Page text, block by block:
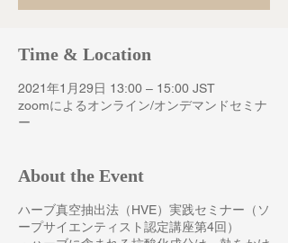
Time & Location
2021年1月29日 13:00 – 15:00 JST
zoomによるオンライン/オンデマンドセミナ
ー
About the Event
ハーブ真空抽出法（HVE）実践セミナー（​ソ
ープサイエンティスト認定講座第4回）